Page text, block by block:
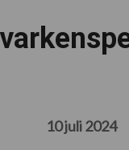
10 juli 2024